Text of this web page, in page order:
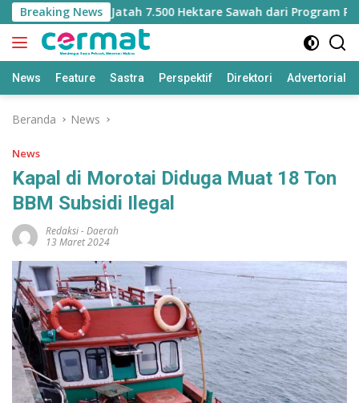
Langsung
ke
konten
Breaking News
Kehilangan Jatah 7.500 Hektare Sawah dari Program Pusat
News Feature Sastra Perspektif Direktori Advertorial
Beranda News
News
Kapal di Morotai Diduga Muat 18 Ton
BBM Subsidi Ilegal
Redaksi-Daerah
13 Maret 2024